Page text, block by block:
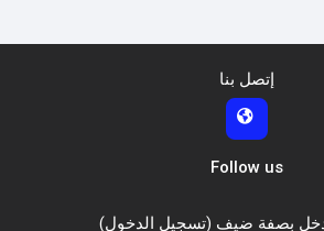
إتصل بنا
Follow us
بصفة ضيف (تسجيل الدخول)